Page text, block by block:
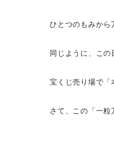
ひとつのもみから
同じように、この
宝くじ売り場で「
さて、この「一粒